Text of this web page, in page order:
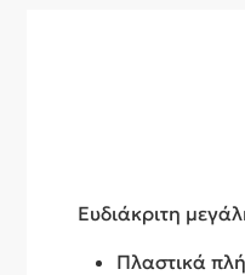
Ευδιάκριτη
Πλαστικά